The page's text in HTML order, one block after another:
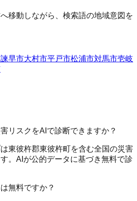
移動しながら、検索語の地域意図を
諫早市大村市平戸市松浦市対馬市壱岐
リスクをAIで診断できますか？
東彼杵郡東彼杵町を含む全国の災害
。AIが公的データに基づき無料で診
無料ですか？